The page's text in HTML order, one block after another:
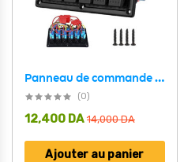
Panneau de commande 12V avec Affichage de Voltage – لوحة تحكم
(0)
14,000DA
12,400 DA
Ajouter au panier